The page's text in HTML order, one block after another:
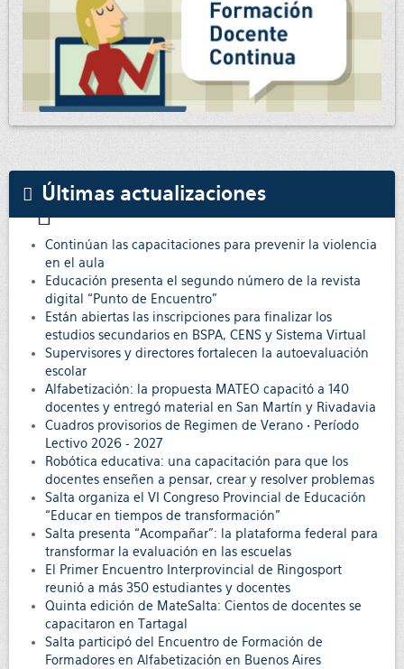
Últimas actualizaciones
Continúan las capacitaciones para prevenir la violencia
en el aula
Educación presenta el segundo número de la revista
digital “Punto de Encuentro”
Están abiertas las inscripciones para finalizar los
estudios secundarios en BSPA, CENS y Sistema Virtual
Supervisores y directores fortalecen la autoevaluación
escolar
Alfabetización: la propuesta MATEO capacitó a 140
docentes y entregó material en San Martín y Rivadavia
Cuadros provisorios de Regimen de Verano • Período
Lectivo 2026 - 2027
Robótica educativa: una capacitación para que los
docentes enseñen a pensar, crear y resolver problemas
Salta organiza el VI Congreso Provincial de Educación
“Educar en tiempos de transformación”
Salta presenta “Acompañar”: la plataforma federal para
transformar la evaluación en las escuelas
El Primer Encuentro Interprovincial de Ringosport
reunió a más 350 estudiantes y docentes
Quinta edición de MateSalta: Cientos de docentes se
capacitaron en Tartagal
Salta participó del Encuentro de Formación de
Formadores en Alfabetización en Buenos Aires